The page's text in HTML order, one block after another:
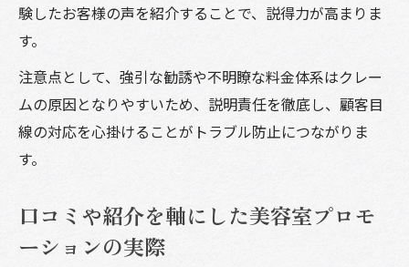
験したお客様の声を紹介することで、説得力が高まりま
す。
注意点として、強引な勧誘や不明瞭な料金体系はクレー
ムの原因となりやすいため、説明責任を徹底し、顧客目
線の対応を心掛けることがトラブル防止につながりま
す。
口コミや紹介を軸にした美容室プロモ
ーションの実際